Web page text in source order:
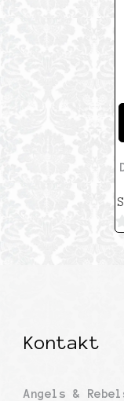
Kontakt
Angels &